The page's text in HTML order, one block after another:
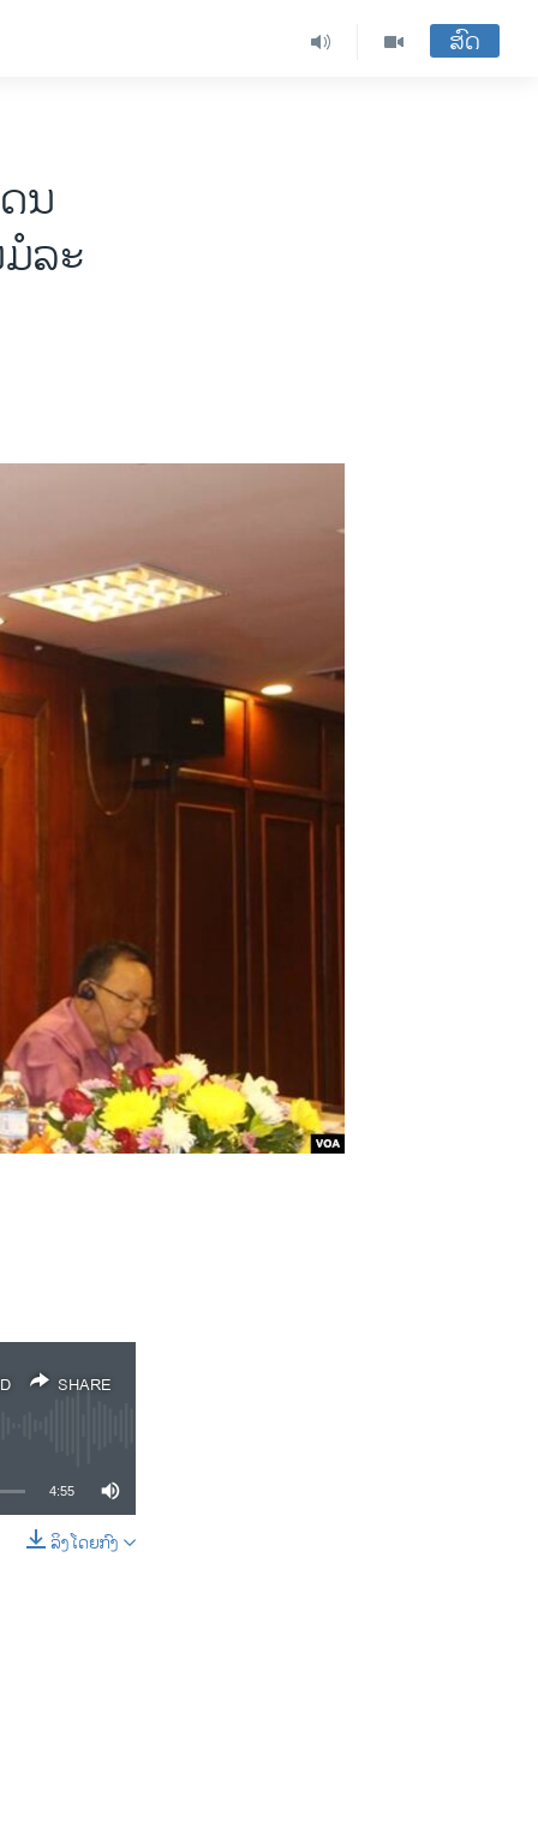
ສົດ
ນ
ລະ​
SHARE
SHARE
4:55
ລິງໂດຍກົງ